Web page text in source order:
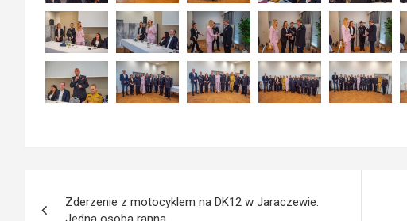
Zderzenie z motocyklem na DK12 w Jaraczewie.